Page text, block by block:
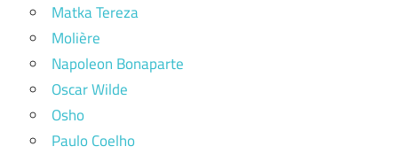
Matka Tereza
Molière
Napoleon Bonaparte
Oscar Wilde
Osho
Paulo Coelho